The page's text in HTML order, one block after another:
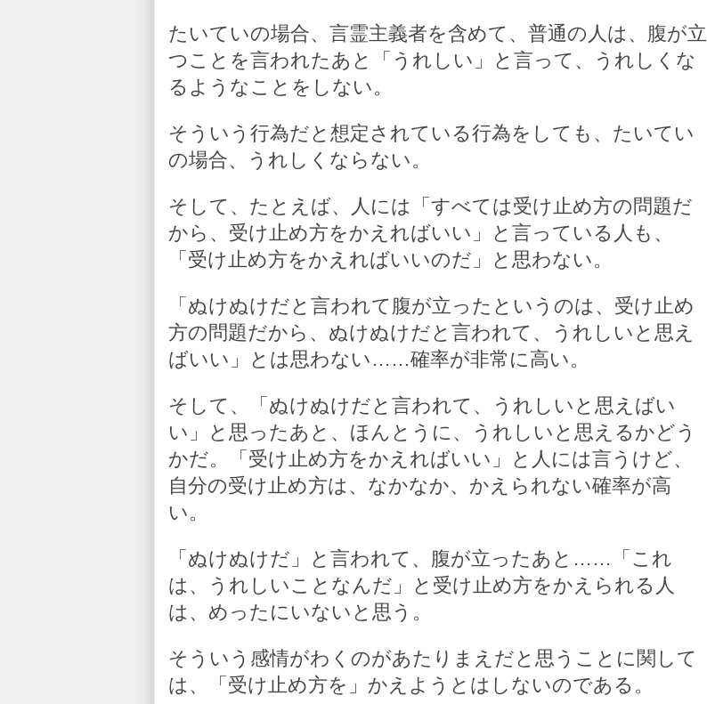
たいていの場合、言霊主義者を含めて、普通の人は、腹が立
つことを言われたあと「うれしい」と言って、うれしくな
るようなことをしない。
そういう行為だと想定されている行為をしても、たいてい
の場合、うれしくならない。
そして、たとえば、人には「すべては受け止め方の問題だ
から、受け止め方をかえればいい」と言っている人も、
「受け止め方をかえればいいのだ」と思わない。
「ぬけぬけだと言われて腹が立ったというのは、受け止め
方の問題だから、ぬけぬけだと言われて、うれしいと思え
ばいい」とは思わない……確率が非常に高い。
そして、「ぬけぬけだと言われて、うれしいと思えばい
い」と思ったあと、ほんとうに、うれしいと思えるかどう
かだ。「受け止め方をかえればいい」と人には言うけど、
自分の受け止め方は、なかなか、かえられない確率が高
い。
「ぬけぬけだ」と言われて、腹が立ったあと……「これ
は、うれしいことなんだ」と受け止め方をかえられる人
は、めったにいないと思う。
そういう感情がわくのがあたりまえだと思うことに関して
は、「受け止め方を」かえようとはしないのである。